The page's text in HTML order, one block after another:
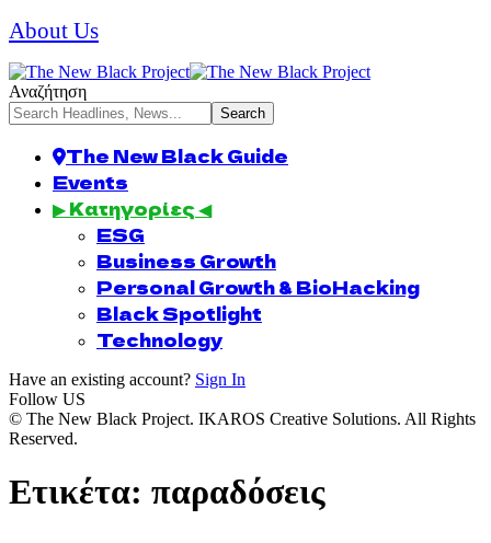
About Us
Αναζήτηση
The New Black Guide
Events
▶ Κατηγορίες ◀
ESG
Business Growth
Personal Growth & BioHacking
Black Spotlight
Technology
Have an existing account? Sign In
Follow US
© The New Black Project. IKAROS Creative Solutions. All Rights
Reserved.
Ετικέτα: παραδόσεις